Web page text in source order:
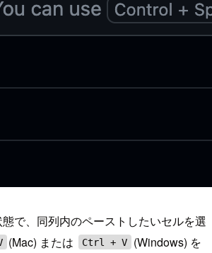
で、同列内のペーストしたいセルを選
(Mac) または Ctrl + V
(Windows) を